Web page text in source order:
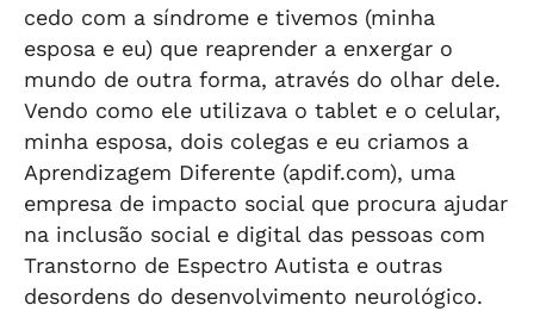
cedo com a síndrome e tivemos (minha
esposa e eu) que reaprender a enxergar o
mundo de outra forma, através do olhar dele.
Vendo como ele utilizava o tablet e o celular,
minha esposa, dois colegas e eu criamos a
Aprendizagem Diferente (apdif.com), uma
empresa de impacto social que procura ajudar
na inclusão social e digital das pessoas com
Transtorno de Espectro Autista e outras
desordens do desenvolvimento neurológico.